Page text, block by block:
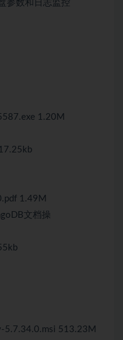
参数和日志监控
1.20M
1.49M
文档操
5.7.34.0.msi 513.23M